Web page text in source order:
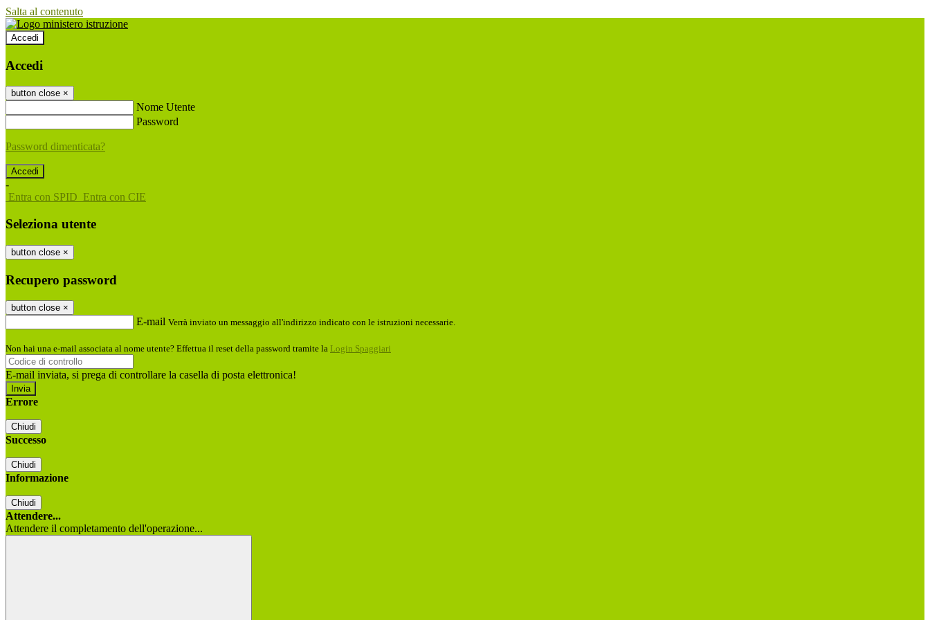
Salta al contenuto
Accedi
Accedi
button close ×
Nome Utente
Password
Password dimenticata?
-
Entra con SPID Entra con CIE
Seleziona utente
button close ×
Recupero password
button close ×
E-mail Verrà inviato un messaggio all'indirizzo indicato con le istruzioni necessarie.
Non hai una e-mail associata al nome utente? Effettua il reset della password tramite la Login Spaggiari
E-mail inviata, si prega di controllare la casella di posta elettronica!
Errore
Chiudi
Successo
Chiudi
Informazione
Chiudi
Attendere...
Attendere il completamento dell'operazione...